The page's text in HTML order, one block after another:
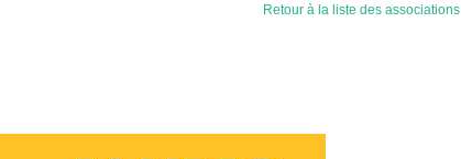
Retour à la liste des associations